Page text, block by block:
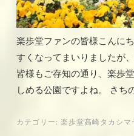
楽歩堂ファンの皆様こんに
すくなってまいりましたが
皆様もご存知の通り、楽歩
しめる公園ですよね。 さち
カテゴリー: 楽歩堂高崎タカシマ